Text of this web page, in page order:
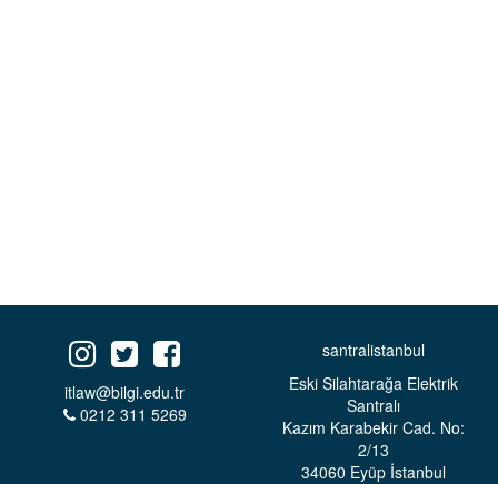
itlaw@bilgi.edu.tr
0212 311 5269
santralistanbul
Eski Silahtarağa Elektrik
Santralı
Kazım Karabekir Cad. No:
2/13
34060 Eyüp İstanbul